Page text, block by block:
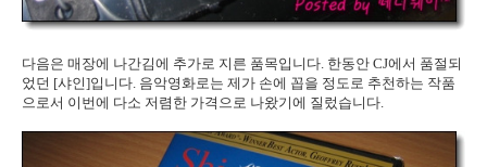
다음은 매장에 나간김에 추가로 지른 품목입니다. 한동안 CJ에서 품절되
었던 [샤인]입니다. 음악영화로는 제가 손에 꼽을 정도로 추천하는 작품
으로서 이번에 다소 저렴한 가격으로 나왔기에 질렀습니다.